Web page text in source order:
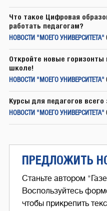
Что такое Цифровая
работать педагогам?
НОВОСТИ "МОЕГО УНИВЕРСИТЕТА"
Откройте новые горизонты
школе!
НОВОСТИ "МОЕГО УНИВЕРСИТЕТА"
Курсы для педагогов
НОВОСТИ "МОЕГО УНИВЕРСИТЕТА"
ПРЕДЛОЖИТЬ
Станьте автором
Воспользуйтесь
чтобы прикрепить